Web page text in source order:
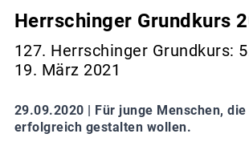
Herrschinger Grundkurs
127. Herrschinger Grundkurs:
19. März 2021
29.09.2020 | Für junge Menschen,
erfolgreich gestalten wollen.